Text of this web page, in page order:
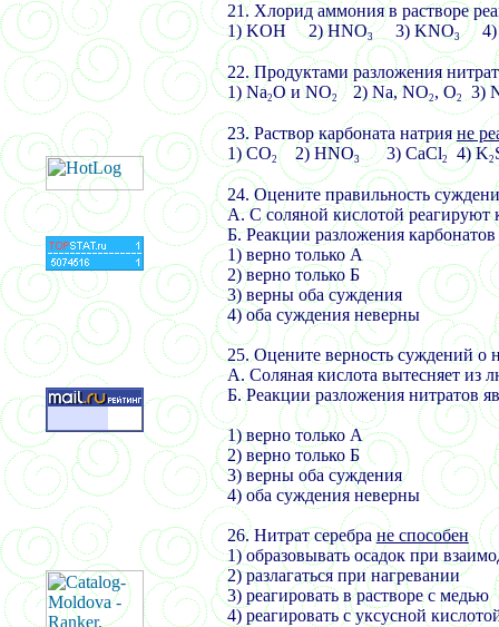
21. Хлорид аммония в растворе
1) KOH 2) HNO33) KNO3 4)
22.Продуктами разложения
1) Na2OиNO22) Na, NO2 , O23)
23.Раствор карбоната натрияне
1)СО2 2)HNO33) CaCl2 4) K2
24. Оцените правильность
А. С соляной кислотой реагируют
Б. Реакции разложения
1) верно только А
2) верно только Б
3) верны оба суждения
4) оба суждения неверны
25. Оцените верность суждений о
А. Соляная кислота вытесняет из
Б. Реакции разложения нитратов
1) верно только А
2) верно только Б
3) верны оба суждения
4) оба суждения неверны
26. Нитрат серебране способен
1) образовывать осадок при
2) разлагаться при нагревании
3) реагировать в растворе с медью
4) реагировать с уксусной